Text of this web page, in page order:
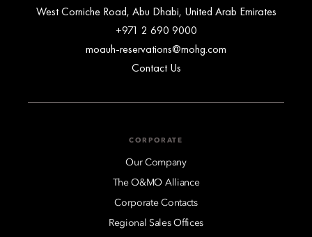
West Corniche Road, Abu Dhabi, United Arab Emirates
+971 2 690 9000
moauh-reservations@mohg.com
Contact Us
CORPORATE
Our Company
The O&MO Alliance
Corporate Contacts
Regional Sales Offices